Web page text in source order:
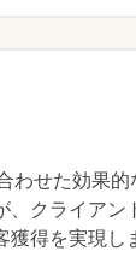
わせた効果
クライアン
得を実現し